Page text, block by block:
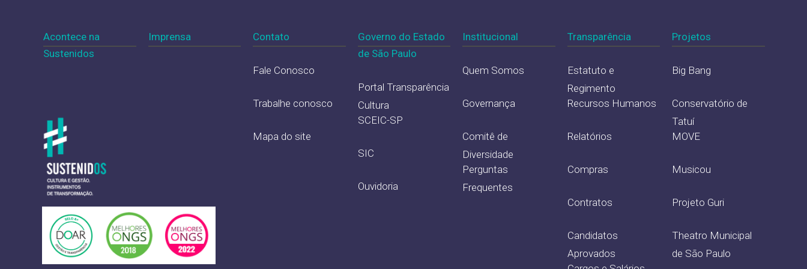
Institucional
Quem Somos
Governança
Comitê de
Diversidade
Perguntas
Frequentes
Projetos
Big Bang
Conservatório de
Tatuí
MOVE
Musicou
Projeto Guri
Theatro Municipal
de São Paulo
Acontece na
Sustenidos
Imprensa Transparência
Estatuto e
Regimento
Recursos Humanos
Relatórios
Compras
Contratos
Candidatos
Aprovados
Contato
Fale Conosco
Trabalhe conosco
Mapa do site
Governo do Estado
de São Paulo
Portal Transparência
Cultura
SCEIC-SP
SIC
Ouvidoria